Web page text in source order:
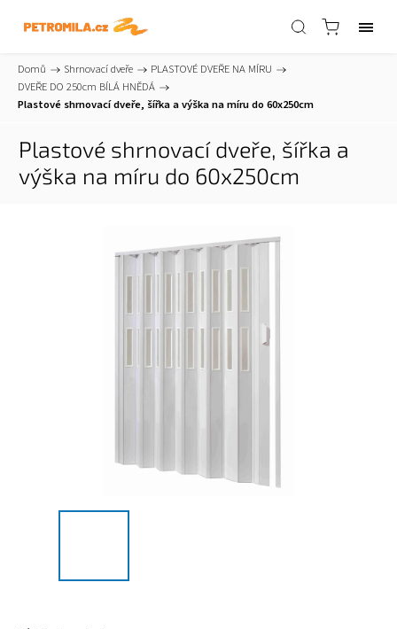
Domů / Shrnovací dveře / PLASTOVÉ DVEŘE NA MÍRU /
DVEŘE DO 250cm BÍLÁ HNĚDÁ /
Plastové shrnovací dveře, šířka a výška na míru do 60x250cm
Plastové shrnovací dveře, šířka a
výška na míru do 60x250cm